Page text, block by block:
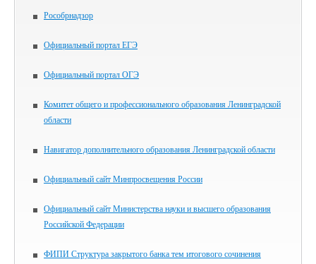
Рособрнадзор
Официальный портал ЕГЭ
Официальный портал ОГЭ
Комитет общего и профессионального образования Ленинградской
области
Навигатор дополнительного образования Ленинградской области
Официальный сайт Минпросвещения России
Официальный сайт Министерства науки и высшего образования
Российской Федерации
ФИПИ Структура закрытого банка тем итогового сочинения